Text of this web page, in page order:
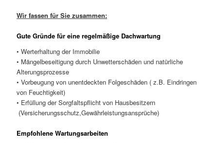
Wir fassen für Sie zusammen:
Gute Gründe für eine regelmäßige Dachwartung
• Werterhaltung der Immobilie
• Mängelbeseitigung durch Unwetterschäden und natürliche
Alterungsprozesse
• Vorbeugung von unentdeckten Folgeschäden ( z.B. Eindringen
von Feuchtigkeit)
• Erfüllung der Sorgfaltspflicht von Hausbesitzern
(Versicherungsschutz,Gewährleistungsansprüche)
Empfohlene Wartungsarbeiten